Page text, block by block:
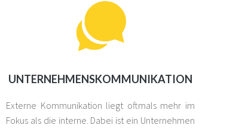
UNTERNEHMENSKOMMUNIKATION
Externe Kommunikation liegt oftmals mehr im
Fokus als die interne. Dabei ist ein Unternehmen